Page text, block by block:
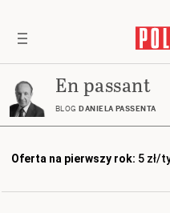
En passant
BLOG DANIELA PASSENTA
Oferta na pierwszy rok: 5 zł/